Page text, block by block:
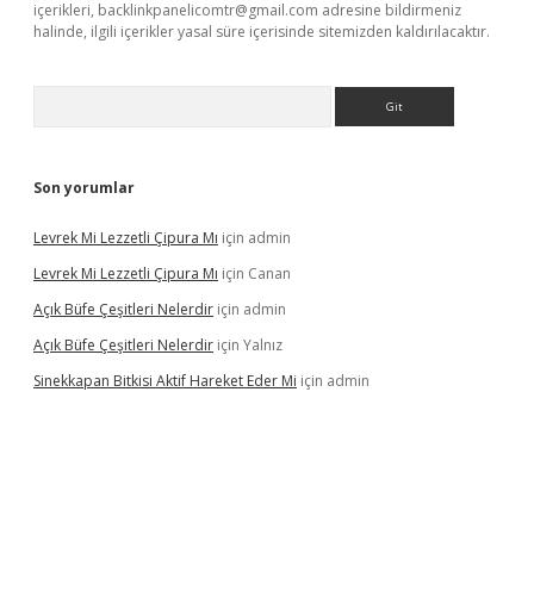
içerikleri, backlinkpanelicomtr@gmail.com adresine bildirmeniz
halinde, ilgili içerikler yasal süre içerisinde sitemizden kaldırılacaktır.
Son yorumlar
Levrek Mi Lezzetli Çipura Mı için admin
Levrek Mi Lezzetli Çipura Mı için Canan
Açık Büfe Çeşitleri Nelerdir için admin
Açık Büfe Çeşitleri Nelerdir için Yalnız
Sinekkapan Bitkisi Aktif Hareket Eder Mi için admin